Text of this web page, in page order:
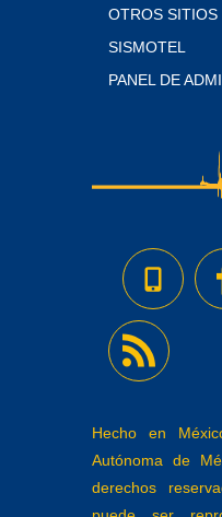
OTROS SITIOS
SISMOTEL
PANEL DE
Hecho en
Autónoma de
derechos